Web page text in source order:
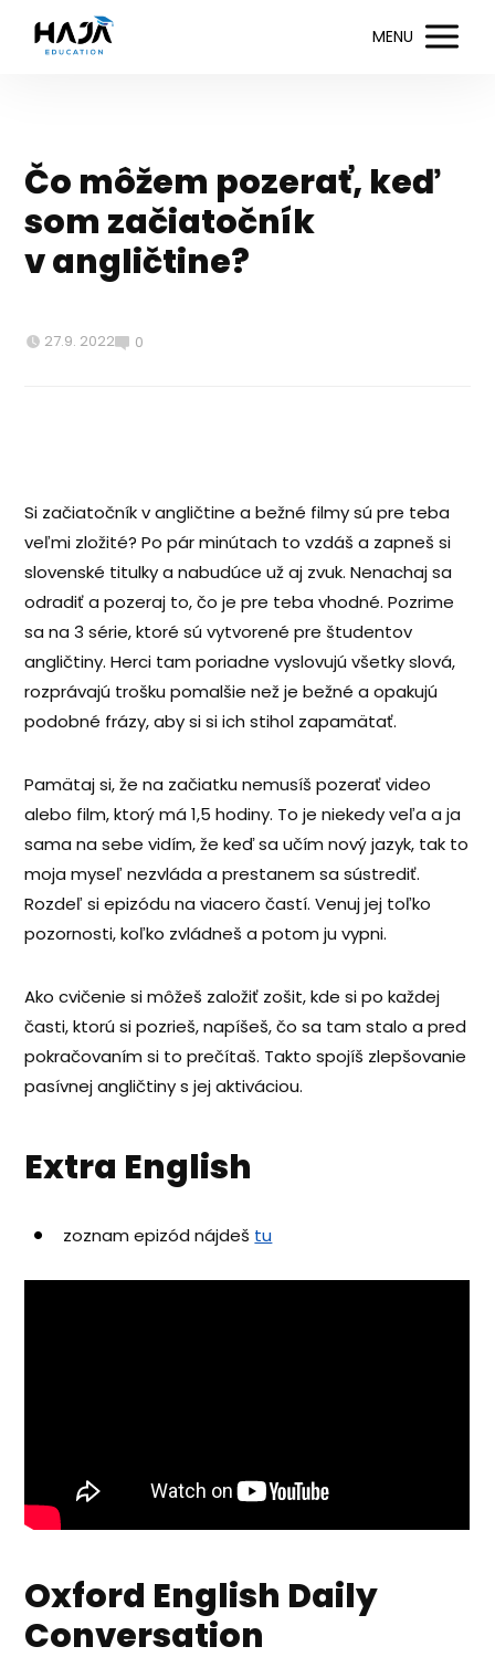
MENU
Čo môžem pozerať, keď
som začiatočník
v angličtine?
27.9. 2022 0
Si začiatočník v angličtine a bežné filmy sú pre teba
veľmi zložité? Po pár minútach to vzdáš a zapneš si
slovenské titulky a nabudúce už aj zvuk. Nenachaj sa
odradiť a pozeraj to, čo je pre teba vhodné. Pozrime
sa na 3 série, ktoré sú vytvorené pre študentov
angličtiny. Herci tam poriadne vyslovujú všetky slová,
rozprávajú trošku pomalšie než je bežné a opakujú
podobné frázy, aby si si ich stihol zapamätať.
Pamätaj si, že na začiatku nemusíš pozerať video
alebo film, ktorý má 1,5 hodiny. To je niekedy veľa a ja
sama na sebe vidím, že keď sa učím nový jazyk, tak to
moja myseľ nezvláda a prestanem sa sústrediť.
Rozdeľ si epizódu na viacero častí. Venuj jej toľko
pozornosti, koľko zvládneš a potom ju vypni.
Ako cvičenie si môžeš založiť zošit, kde si po každej
časti, ktorú si pozrieš, napíšeš, čo sa tam stalo a pred
pokračovaním si to prečítaš. Takto spojíš zlepšovanie
pasívnej angličtiny s jej aktiváciou.
Extra English
zoznam epizód nájdeš tu
Oxford English Daily
Conversation